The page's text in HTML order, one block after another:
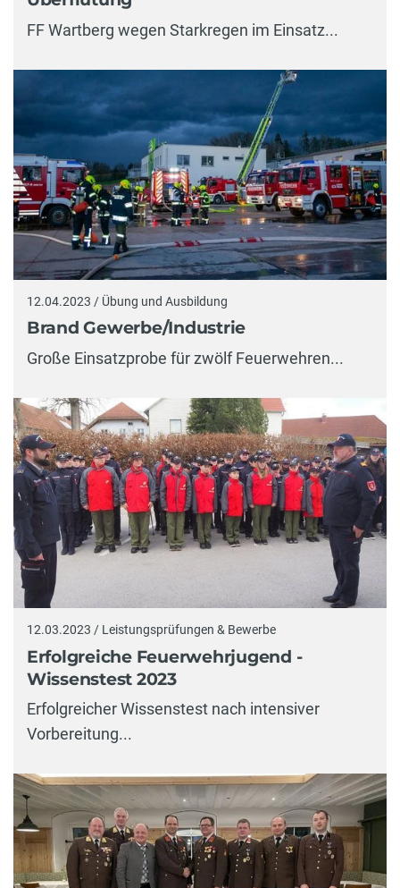
FF Wartberg wegen Starkregen im Einsatz...
12.04.2023 / Übung und Ausbildung
Brand Gewerbe/Industrie
Große Einsatzprobe für zwölf Feuerwehren...
12.03.2023 / Leistungsprüfungen & Bewerbe
Erfolgreiche Feuerwehrjugend -
Wissenstest 2023
Erfolgreicher Wissenstest nach intensiver
Vorbereitung...